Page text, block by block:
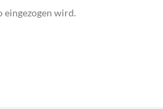
eingezogen wird.